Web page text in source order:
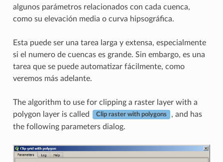
algunos parámetros relacionados con cada cuenca,
como su elevación media o curva hipsográfica.
Esta puede ser una tarea larga y extensa, especialmente
si el numero de cuencas es grande. Sin embargo, es una
tarea que se puede automatizar fácilmente, como
veremos más adelante.
The algorithm to use for clipping a raster layer with a
polygon layer is called
Clip raster with polygons
, and has
the following parameters dialog.